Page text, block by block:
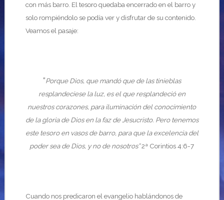
con más barro. El tesoro quedaba encerrado en el barro y
solo rompiéndolo se podía ver y disfrutar de su contenido.
Veamos el pasaje:
“Porque Dios, que mandó que de las tinieblas
resplandeciese la luz, es el que resplandeció en
nuestros corazones, para iluminación del conocimiento
de la gloria de Dios en la faz de Jesucristo. Pero tenemos
este tesoro en vasos de barro, para que la excelencia del
poder sea de Dios, y no de nosotros”2ª Corintios 4:6-7
Cuando nos predicaron el evangelio hablándonos de